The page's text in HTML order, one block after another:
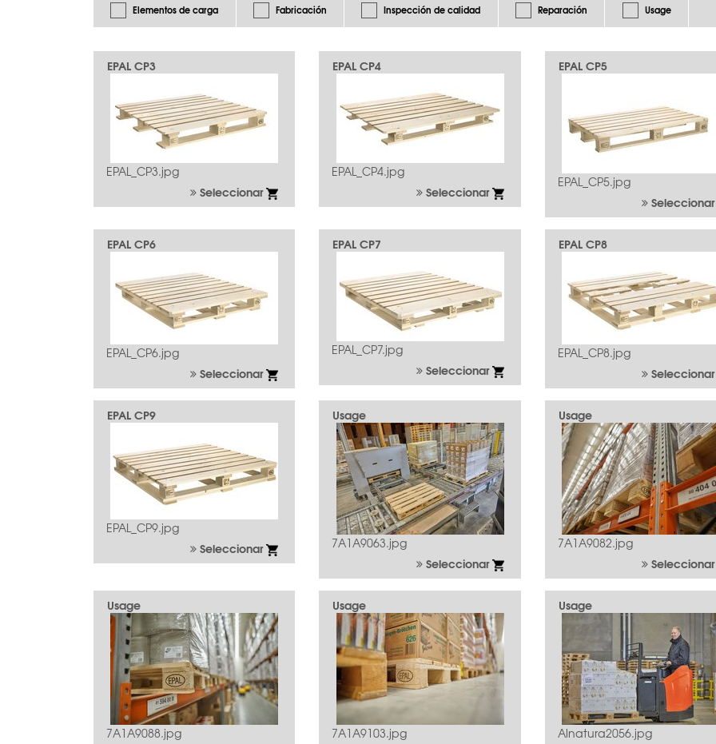
Elementos de carga Fabricación Inspección de calidad Reparación Usage
EPAL CP3
EPAL_CP3.jpg
Seleccionar
EPAL CP4
EPAL_CP4.jpg
Seleccionar
EPAL CP5
EPAL_CP5.jpg
EPAL CP6
EPAL_CP6.jpg
Seleccionar
EPAL CP7
EPAL_CP7.jpg
Seleccionar
EPAL CP8
EPAL_CP8.jpg
EPAL CP9
EPAL_CP9.jpg
Seleccionar
Usage
7A1A9063.jpg
Seleccionar
Usage
7A1A9082.jpg
Usage
7A1A9088.jpg
Usage
7A1A9103.jpg
Usage
Alnatura2056.jpg